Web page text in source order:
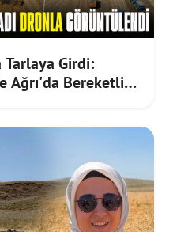
Tarlaya Girdi:
Ağrı'da Bereketli